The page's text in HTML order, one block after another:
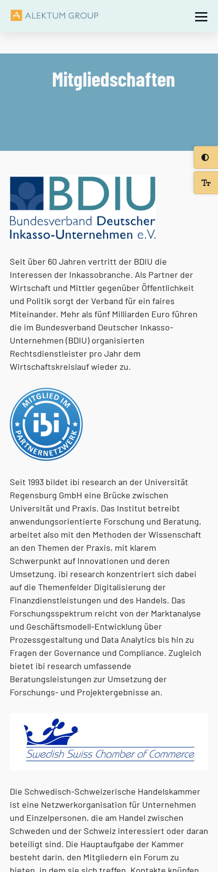
Mitgliedschaften
Seit über 60 Jahren vertritt der BDIU die
Interessen der Inkassobranche. Als Partner der
Wirtschaft und Mittler gegenüber Öffentlichkeit
und Politik sorgt der Verband für ein faires
Miteinander. Mehr als fünf Milliarden Euro führen
die im Bundesverband Deutscher Inkasso-
Unternehmen (BDIU) organisierten
Rechtsdienstleister pro Jahr dem
Wirtschaftskreislauf wieder zu.
Seit 1993 bildet ibi research an der Universität
Regensburg GmbH eine Brücke zwischen
Universität und Praxis. Das Institut betreibt
anwendungsorientierte Forschung und Beratung,
arbeitet also mit den Methoden der Wissenschaft
an den Themen der Praxis, mit klarem
Schwerpunkt auf Innovationen und deren
Umsetzung. ibi research konzentriert sich dabei
auf die Themenfelder Digitalisierung der
Finanzdienstleistungen und des Handels. Das
Forschungsspektrum reicht von der Marktanalyse
und Geschäftsmodell-Entwicklung über
Prozessgestaltung und Data Analytics bis hin zu
Fragen der Governance und Compliance. Zugleich
bietet ibi research umfassende
Beratungsleistungen zur Umsetzung der
Forschungs- und Projektergebnisse an.
Die Schwedisch-Schweizerische Handelskammer
ist eine Netzwerkorganisation für Unternehmen
und Einzelpersonen, die am Handel zwischen
Schweden und der Schweiz interessiert oder daran
beteiligt sind. Die Hauptaufgabe der Kammer
besteht darin, den Mitgliedern ein Forum zu